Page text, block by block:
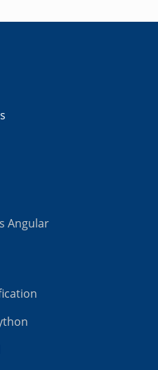
Angular